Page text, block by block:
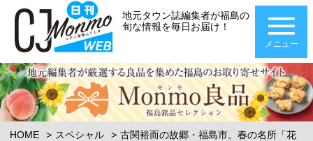
地元タウン誌編集者が福島の
旬な情報を毎日お届け！
メニュー
HOME スペシャル
古関裕而の故郷・福島市。春の名所「花